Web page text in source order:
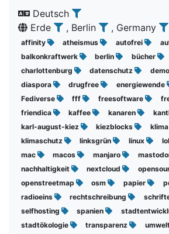
Deutsch
Erde
, Berlin , Germany
affinity atheismus autofrei
balkonkraftwerk
berlin bücher
charlottenburg
datenschutz
diaspora
drugfree energiewende
Fediverse
fff freesoftware
friendica
kaffee kanaren
karl-august-kiez
kiezblocks klima
klimaschutz
linksgrün linux
mac
macos manjaro
nachhaltigkeit
nextcloud
openstreetmap
osm papier
radioeins
rechtschreibung
selfhosting
spanien
stadtökologie
transparenz